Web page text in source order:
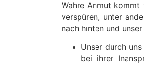
Wahre Anmut
verspüren, unter
nach hinten und
Unser durch
bei ihrer